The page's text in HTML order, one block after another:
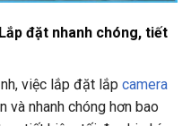
đặt nhanh chóng, tiết
việc lắp đặt lắp camera
và nhanh chóng hơn bao